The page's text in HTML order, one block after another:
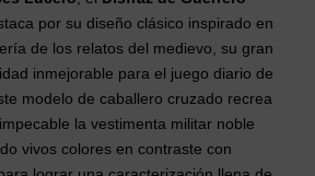
por su diseño clásico inspirado en
de los relatos del medievo, su gran
inmejorable para el juego diario de
modelo de caballero cruzado recrea
la vestimenta militar noble
vivos colores en contraste con